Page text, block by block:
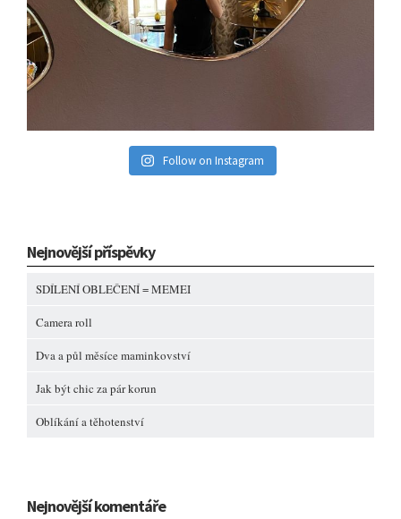
Follow on Instagram
Nejnovější příspěvky
SDÍLENÍ OBLEČENÍ = MEMEI
Camera roll
Dva a půl měsíce maminkovství
Jak být chic za pár korun
Oblíkání a těhotenství
Nejnovější komentáře